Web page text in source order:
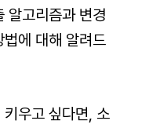
알고리즘과 변경
에 대해 알려드
우고 싶다면, 소